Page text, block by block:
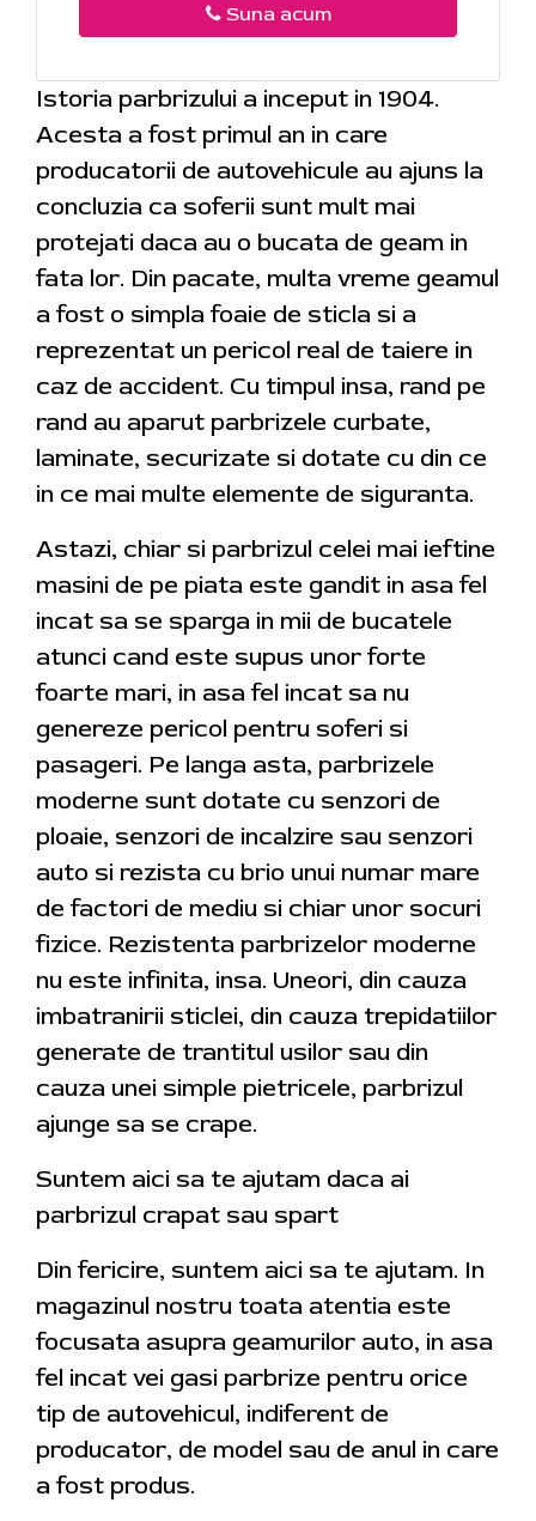
Suna acum
Istoria parbrizului a inceput in 1904.
Acesta a fost primul an in care
producatorii de autovehicule au ajuns la
concluzia ca soferii sunt mult mai
protejati daca au o bucata de geam in
fata lor. Din pacate, multa vreme geamul
a fost o simpla foaie de sticla si a
reprezentat un pericol real de taiere in
caz de accident. Cu timpul insa, rand pe
rand au aparut parbrizele curbate,
laminate, securizate si dotate cu din ce
in ce mai multe elemente de siguranta.
Astazi, chiar si parbrizul celei mai ieftine
masini de pe piata este gandit in asa fel
incat sa se sparga in mii de bucatele
atunci cand este supus unor forte
foarte mari, in asa fel incat sa nu
genereze pericol pentru soferi si
pasageri. Pe langa asta, parbrizele
moderne sunt dotate cu senzori de
ploaie, senzori de incalzire sau senzori
auto si rezista cu brio unui numar mare
de factori de mediu si chiar unor socuri
fizice. Rezistenta parbrizelor moderne
nu este infinita, insa. Uneori, din cauza
imbatranirii sticlei, din cauza trepidatiilor
generate de trantitul usilor sau din
cauza unei simple pietricele, parbrizul
ajunge sa se crape.
Suntem aici sa te ajutam daca ai
parbrizul crapat sau spart
Din fericire, suntem aici sa te ajutam. In
magazinul nostru toata atentia este
focusata asupra geamurilor auto, in asa
fel incat vei gasi parbrize pentru orice
tip de autovehicul, indiferent de
producator, de model sau de anul in care
a fost produs.